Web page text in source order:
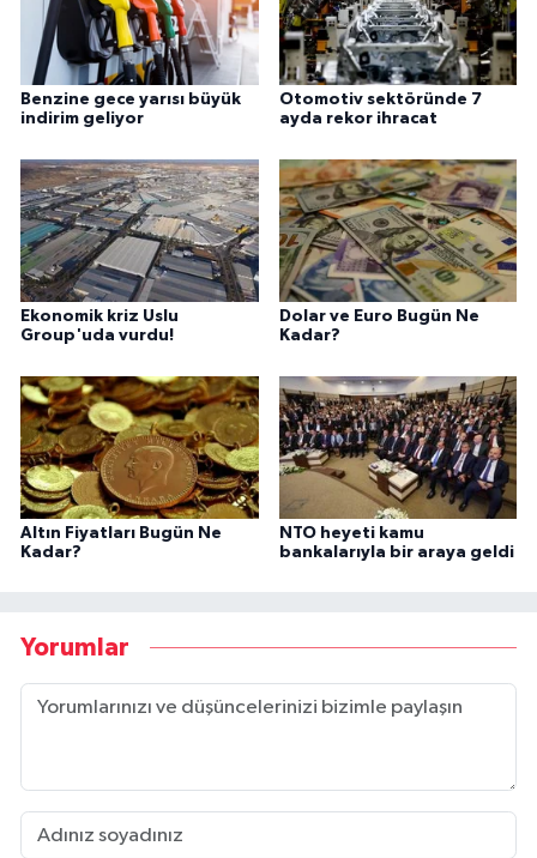
Benzine gece yarısı büyük
indirim geliyor
Otomotiv sektöründe 7
ayda rekor ihracat
Ekonomik kriz Uslu
Group'uda vurdu!
Dolar ve Euro Bugün Ne
Kadar?
Altın Fiyatları Bugün Ne
Kadar?
NTO heyeti kamu
bankalarıyla bir araya geldi
Yorumlar